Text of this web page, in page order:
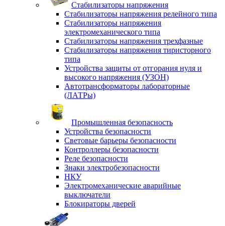
Стабилизаторы напряжения
Стабилизаторы напряжения релейного типа
Стабилизаторы напряжения
электромеханического типа
Стабилизаторы напряжения трехфазные
Стабилизаторы напряжения тиристорного
типа
Устройства защиты от отгорания нуля и
высокого напряжения (УЗОН)
Автотрансформаторы лабораторные
(ЛАТРы)
Промышленная безопасность
Устройства безопасности
Световые барьеры безопасности
Контроллеры безопасности
Реле безопасности
Знаки электробезопасности
НКУ
Электромеханические аварийные
выключатели
Блокираторы дверей